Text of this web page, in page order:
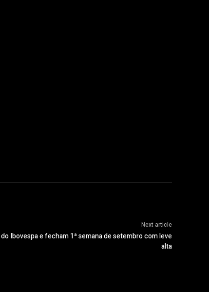
Next article
Ibovespa e fecham 1ª semana de setembro com leve
alta